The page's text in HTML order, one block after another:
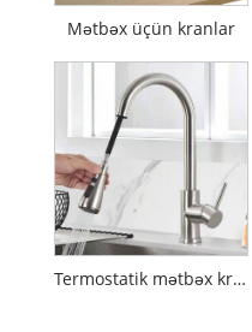
Mətbəx üçün kranlar
Termostatik mətbəx kranı